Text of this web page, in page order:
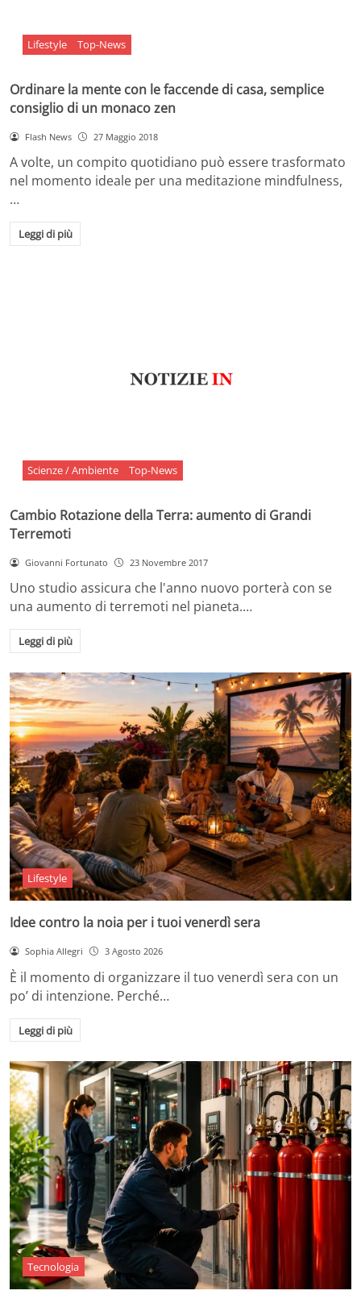
Lifestyle Top-News
Ordinare la mente con le faccende di casa, semplice
consiglio di un monaco zen
Flash News 27 Maggio 2018
A volte, un compito quotidiano può essere trasformato
nel momento ideale per una meditazione mindfulness,
…
Leggi di più
Scienze / Ambiente Top-News
Cambio Rotazione della Terra: aumento di Grandi
Terremoti
Giovanni Fortunato 23 Novembre 2017
Uno studio assicura che l'anno nuovo porterà con se
una aumento di terremoti nel pianeta.…
Leggi di più
Lifestyle
Idee contro la noia per i tuoi venerdì sera
Sophia Allegri 3 Agosto 2026
È il momento di organizzare il tuo venerdì sera con un
po’ di intenzione. Perché…
Leggi di più
Tecnologia